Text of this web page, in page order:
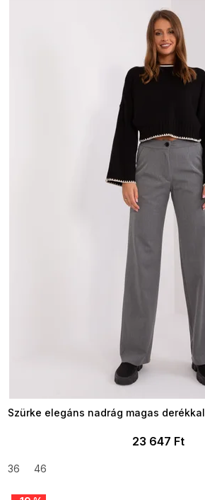
Szürke elegáns nadrág magas derékkal
23 647 Ft
36 46